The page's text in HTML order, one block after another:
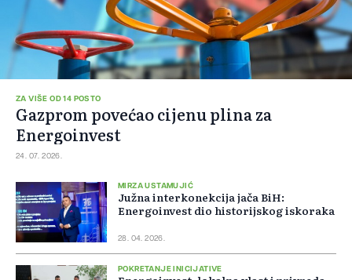
ZA VIŠE OD 14 POSTO
Gazprom povećao cijenu plina za
Energoinvest
24. 07. 2026.
MIRZA USTAMUJIĆ
Južna interkonekcija jača BiH:
Energoinvest dio historijskog iskoraka
28. 04. 2026.
POKRETANJE INICIJATIVE